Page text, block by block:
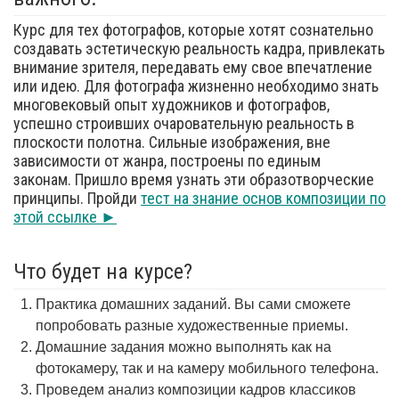
Курс для тех фотографов, которые хотят сознательно
создавать эстетическую реальность кадра, привлекать
внимание зрителя, передавать ему свое впечатление
или идею. Для фотографа жизненно необходимо знать
многовековый опыт художников и фотографов,
успешно строивших очаровательную реальность в
плоскости полотна. Сильные изображения, вне
зависимости от жанра, построены по единым
законам. Пришло время узнать эти образотворческие
принципы. Пройди тест на знание основ композиции по
этой ссылке ►
Что будет на курсе?
Практика домашних заданий. Вы сами сможете
попробовать разные художественные приемы.
Домашние задания можно выполнять как на
фотокамеру, так и на камеру мобильного телефона.
Проведем анализ композиции кадров классиков